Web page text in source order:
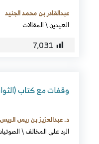
عبدالقادر بن محمد الجنيد
العيدين\المقالات
7٬031
وقفات مع كتاب
د. عبدالعزيز بن ريس الريس
الرد على المخالف\